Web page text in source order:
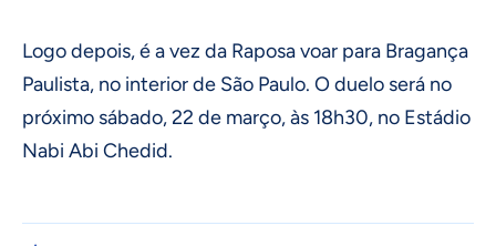
Logo depois, é a vez da Raposa voar para Bragança
Paulista, no interior de São Paulo. O duelo será no
próximo sábado, 22 de março, às 18h30, no Estádio
Nabi Abi Chedid.